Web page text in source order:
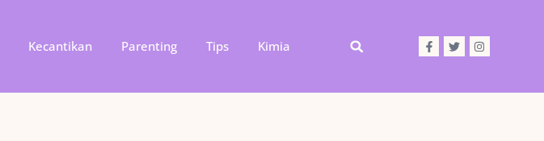
Kecantikan Parenting Tips Kimia